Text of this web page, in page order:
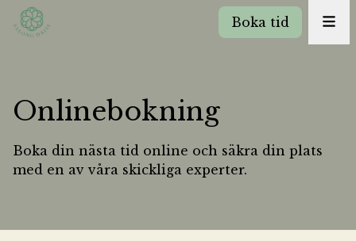
Boka tid
Onlinebokning
Boka din nästa tid online och säkra din plats
med en av våra skickliga experter.